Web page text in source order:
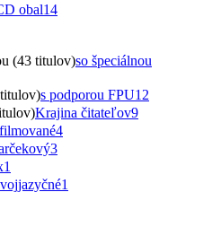
obal14
(43 titulov)so špeciálnou
s podporou FPU12
Krajina čitateľov9
4
3
1
1